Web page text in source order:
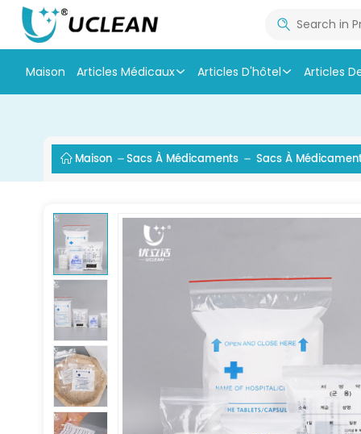
Maison Articles Médicaux Articles D'hôtel Articles
Maison Sacs À Médicaments Sacs À